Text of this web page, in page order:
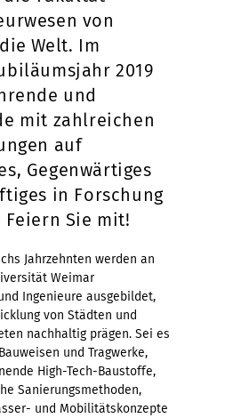
von
Welt. Im
2019
und
mit zahlreichen
auf
Gegenwärtiges
in Forschung
Feiern Sie mit!
Jahrzehnten werden an
Weimar
Ingenieure ausgebildet,
von Städten und
nachhaltig prägen. Sei es
und Tragwerke,
High-Tech-Baustoffe,
Sanierungsmethoden,
und Mobilitätskonzepte